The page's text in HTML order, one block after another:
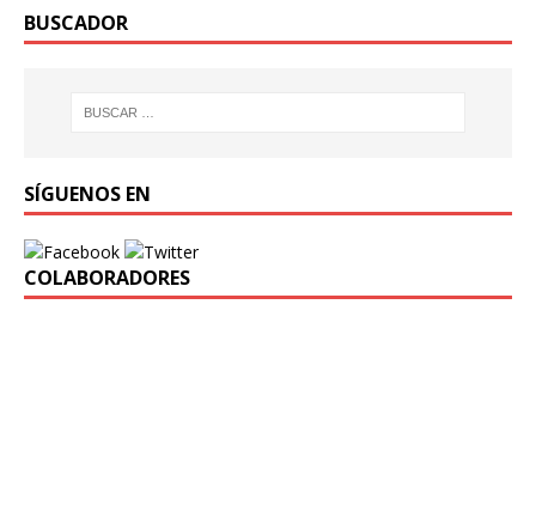
BUSCADOR
SÍGUENOS EN
COLABORADORES